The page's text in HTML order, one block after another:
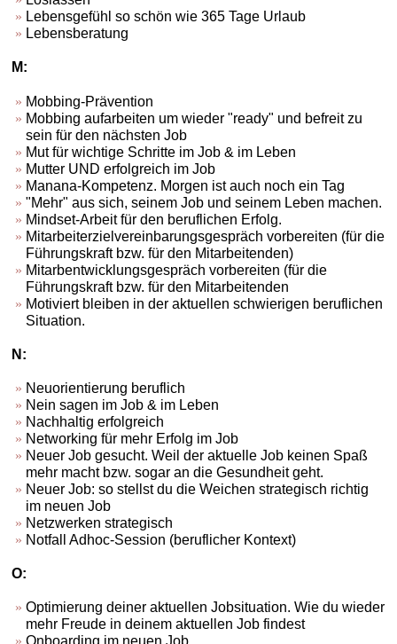
Lebensgefühl so schön wie 365 Tage Urlaub
Lebensberatung
M:
Mobbing-Prävention
Mobbing aufarbeiten um wieder "ready" und befreit zu
sein für den nächsten Job
Mut für wichtige Schritte im Job & im Leben
Mutter UND erfolgreich im Job
Manana-Kompetenz. Morgen ist auch noch ein Tag
"Mehr" aus sich, seinem Job und seinem Leben machen.
Mindset-Arbeit für den beruflichen Erfolg.
Mitarbeiterzielvereinbarungsgespräch vorbereiten (für die
Führungskraft bzw. für den Mitarbeitenden)
Mitarbentwicklungsgespräch vorbereiten (für die
Führungskraft bzw. für den Mitarbeitenden
Motiviert bleiben in der aktuellen schwierigen beruflichen
Situation.
N:
Neuorientierung beruflich
Nein sagen im Job & im Leben
Nachhaltig erfolgreich
Networking für mehr Erfolg im Job
Neuer Job gesucht. Weil der aktuelle Job keinen Spaß
mehr macht bzw. sogar an die Gesundheit geht.
Neuer Job: so stellst du die Weichen strategisch richtig
im neuen Job
Netzwerken strategisch
Notfall Adhoc-Session (beruflicher Kontext)
O:
Optimierung deiner aktuellen Jobsituation. Wie du wieder
mehr Freude in deinem aktuellen Job findest